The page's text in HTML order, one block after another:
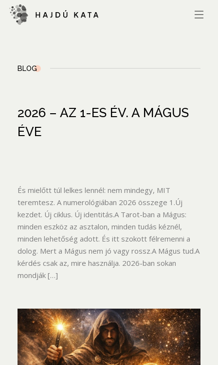
BLOG
2026 – AZ 1-ES ÉV. A MÁGUS
ÉVE
És mielőtt túl lelkes lennél: nem mindegy, MIT
teremtesz. A numerológiában 2026 összege 1.Új
kezdet. Új ciklus. Új identitás.A Tarot-ban a Mágus:
minden eszköz az asztalon, minden tudás kéznél,
minden lehetőség adott. És itt szokott félremenni a
dolog. Mert a Mágus nem jó vagy rossz.A Mágus tud.A
kérdés csak az, mire használja. 2026-ban sokan
mondják […]